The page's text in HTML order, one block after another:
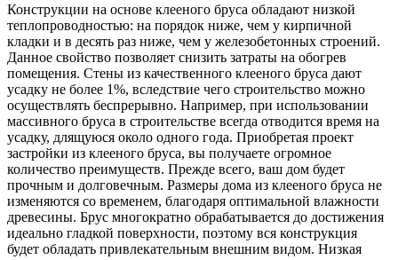
Конструкции на основе клееного бруса обладают низкой
теплопроводностью: на порядок ниже, чем у кирпичной
кладки и в десять раз ниже, чем у железобетонных строений.
Данное свойство позволяет снизить затраты на обогрев
помещения. Стены из качественного клееного бруса дают
усадку не более 1%, вследствие чего строительство можно
осуществлять беспрерывно. Например, при использовании
массивного бруса в строительстве всегда отводится время на
усадку, длящуюся около одного года. Приобретая проект
застройки из клееного бруса, вы получаете огромное
количество преимуществ. Прежде всего, ваш дом будет
прочным и долговечным. Размеры дома из клееного бруса не
изменяются со временем, благодаря оптимальной влажности
древесины. Брус многократно обрабатывается до достижения
идеально гладкой поверхности, поэтому вся конструкция
будет обладать привлекательным внешним видом. Низкая